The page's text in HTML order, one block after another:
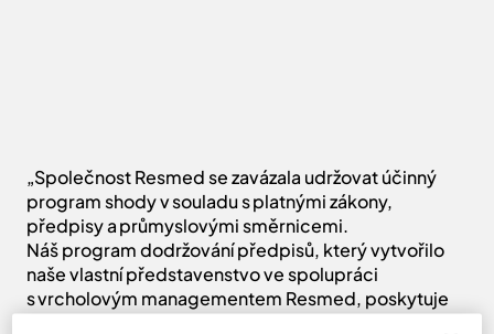
„Společnost Resmed se zavázala udržovat účinný
program shody v souladu s platnými zákony,
předpisy a průmyslovými směrnicemi.
Náš program dodržování předpisů, který vytvořilo
naše vlastní představenstvo ve spolupráci
s vrcholovým managementem Resmed, poskytuje